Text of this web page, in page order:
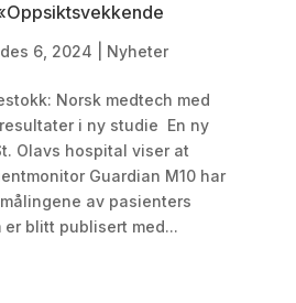
des 6, 2024 Nyheter
Norsk medtech med
i ny studie En ny
Olavs hospital viser at
Guardian M10 har
av pasienters
blitt publisert med...